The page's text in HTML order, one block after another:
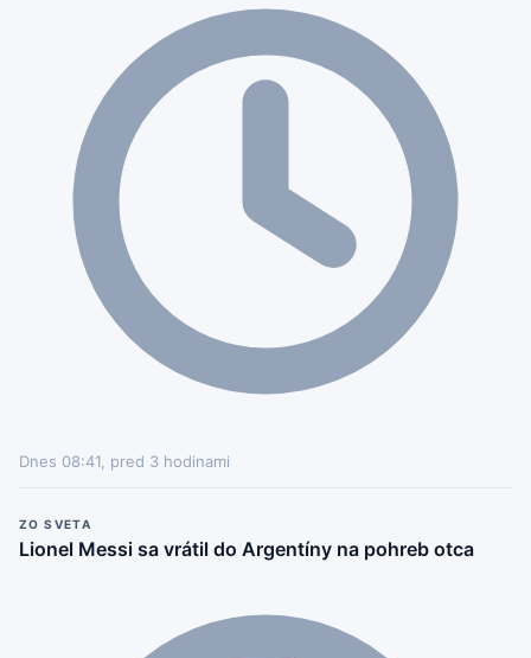
Dnes 08:41, pred 3 hodinami
ZO SVETA
Lionel Messi sa vrátil do Argentíny na pohreb otca